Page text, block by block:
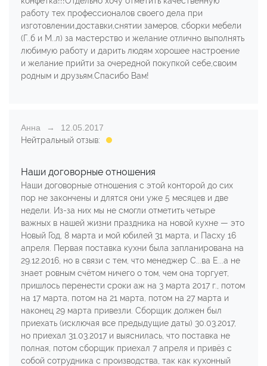
работу тех профессионалов своего дела при
изготовлении,доставки,снятии замеров, сборки мебели
(Г..б и М..л) за мастерство и желание отлично выполнять
любимую работу и дарить людям хорошее настроение
и желание прийти за очередной покупкой себе,своим
родным и друзьям.Спасибо Вам!
Анна
12.05.2017
Нейтральный отзыв:
Наши договорные отношения
Наши договорные отношения с этой конторой до сих
пор не закончены и длятся они уже 5 месяцев и две
недели. Из-за них мы не смогли отметить четыре
важных в нашей жизни праздника на новой кухне — это
Новый Год, 8 марта и мой юбилей 31 марта, и Пасху 16
апреля. Первая поставка кухни была запланирована на
29.12.2016, но в связи с тем, что менеджер С...ва Е...а не
знает ровным счётом ничего о том, чем она торгует,
пришлось перенести сроки аж на 3 марта 2017 г., потом
на 17 марта, потом на 21 марта, потом на 27 марта и
наконец 29 марта привезли. Сборщик должен был
приехать (исключая все предыдущие даты) 30.03.2017,
но приехал 31.03.2017 и выяснилась, что поставка не
полная, потом сборщик приехал 7 апреля и привёз с
собой сотрудника с производства, так как кухонный